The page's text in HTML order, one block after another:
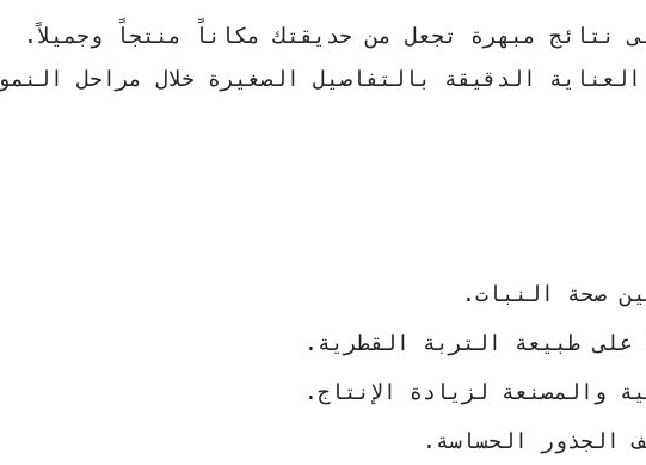
نتائج مبهرة تجعل من حديقتك مكاناً منتجاً وجميلاً.
الدقيقة بالتفاصيل الصغيرة خلال مراحل النمو
صحة النبات.
طبيعة التربة القطرية.
والمصنعة لزيادة الإنتاج.
الجذور الحساسة.